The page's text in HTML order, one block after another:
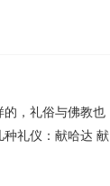
，礼俗与佛教也
礼仪：献哈达 献